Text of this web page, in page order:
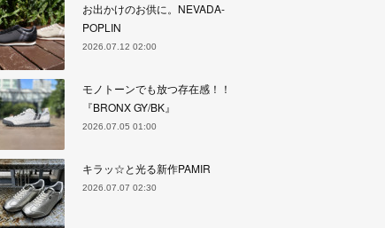
お出かけのお供に。NEVADA-
POPLIN
2026.07.12 02:00
モノトーンでも放つ存在感！！
『BRONX GY/BK』
2026.07.05 01:00
キラッ☆と光る新作PAMIR
2026.07.07 02:30